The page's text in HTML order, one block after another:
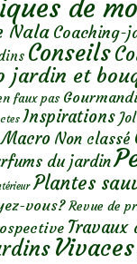
de
Nala Coaching-
Conseils
jardin et
faux pas
Inspirations
Macro Non classé
du jardin
Plantes
vous? Revue de
Travaux
Vivaces